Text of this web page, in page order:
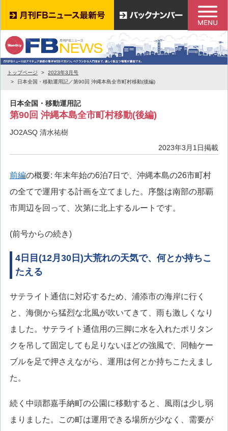
トップページ
2023年3月号
日本全国・移動運用記／第90回 沖縄本島全市町村移動(後編)
日本全国・移動運用記
第90回 沖縄本島全市町村移動(後編)
JO2ASQ 清水祐樹
2023年3月1日掲載
前編の概要: 年末年始の6泊7日で、沖縄本島の26市町村
の全てで運用する計画を立てました。序盤は南部の那覇
市周辺を回って、次第に北上するルートです。
(前号からの続き)
4日目(12月30日)大荒れの天気で、何とか持ちこ
たえる
サテライト通信に対応するため、浦添市の海岸に行く
と、海側から猛烈な北風が吹いてきて、雨も激しくなり
ました。サテライト通信用の三脚に水を入れたポリタン
クを吊して固定しても足りないほどの強風で、同軸ケー
ブルを足で押さえながら、運用は何とか持ちこたえまし
た。
続く中頭郡嘉手納町の公園に移動すると、風雨は少し弱
まりました。この町は運用できる場所が少なく、需要が